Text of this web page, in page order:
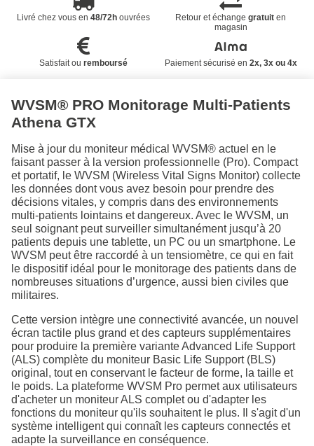
Livré chez vous en 48/72houvrées Retour et échangegratuit en
magasin
Satisfait ou remboursé Paiement sécurisé en 2x, 3x ou 4x
WVSM® PRO Monitorage Multi-Patients
Athena GTX
Mise à jour du moniteur médical WVSM® actuel en le
faisant passer à la version professionnelle (Pro). Compact
et portatif, le WVSM (Wireless Vital Signs Monitor) collecte
les données dont vous avez besoin pour prendre des
décisions vitales, y compris dans des environnements
multi-patients lointains et dangereux. Avec le WVSM, un
seul soignant peut surveiller simultanément jusqu’à 20
patients depuis une tablette, un PC ou un smartphone. Le
WVSM peut être raccordé à un tensiomètre, ce qui en fait
le dispositif idéal pour le monitorage des patients dans de
nombreuses situations d’urgence, aussi bien civiles que
militaires.
Cette version intègre une connectivité avancée, un nouvel
écran tactile plus grand et des capteurs supplémentaires
pour produire la première variante Advanced Life Support
(ALS) complète du moniteur Basic Life Support (BLS)
original, tout en conservant le facteur de forme, la taille et
le poids. La plateforme WVSM Pro permet aux utilisateurs
d'acheter un moniteur ALS complet ou d'adapter les
fonctions du moniteur qu'ils souhaitent le plus. Il s'agit d'un
système intelligent qui connaît les capteurs connectés et
adapte la surveillance en conséquence.